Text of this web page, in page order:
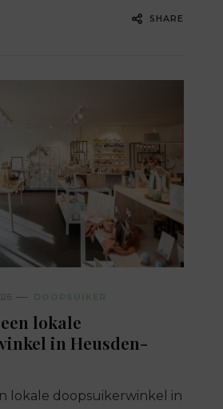
SHARE
lokale
in Heusden-
lokale doopsuikerwinkel in